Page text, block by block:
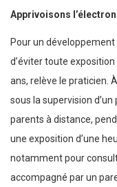
Apprivoisons
Pour un
d’éviter toute
ans, relève le praticien.
sous la supervision
parents à distance,
une exposition d’une
notamment pour
accompagné par un